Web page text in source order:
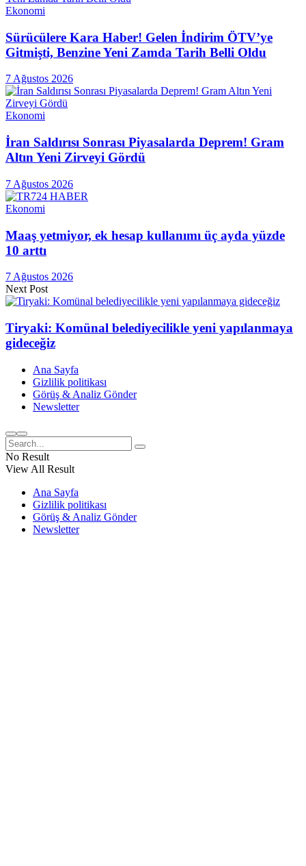
Ekonomi
Sürücülere Kara Haber! Gelen İndirim ÖTV’ye
Gitmişti, Benzine Yeni Zamda Tarih Belli Oldu
7 Ağustos 2026
Ekonomi
İran Saldırısı Sonrası Piyasalarda Deprem! Gram
Altın Yeni Zirveyi Gördü
7 Ağustos 2026
Ekonomi
Maaş yetmiyor, ek hesap kullanımı üç ayda yüzde
10 arttı
7 Ağustos 2026
Next Post
Tiryaki: Komünal belediyecilikle yeni yapılanmaya
gideceğiz
Ana Sayfa
Gizlilik politikası
Görüş & Analiz Gönder
Newsletter
No Result
View All Result
Ana Sayfa
Gizlilik politikası
Görüş & Analiz Gönder
Newsletter